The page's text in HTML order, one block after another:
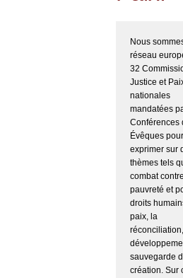
Nous
réseau
32
Justice et
nationales
mandatées
Conférences
Évêques
exprimer sur
thèmes tels
combat
pauvreté et
droits
paix, la
sauvegarde
création. Sur